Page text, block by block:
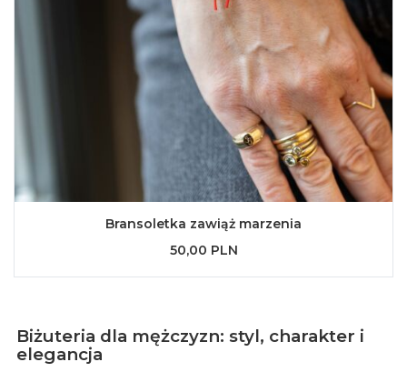
Bransoletka zawiąż marzenia
50,00 PLN
Biżuteria dla mężczyzn: styl, charakter i
elegancja